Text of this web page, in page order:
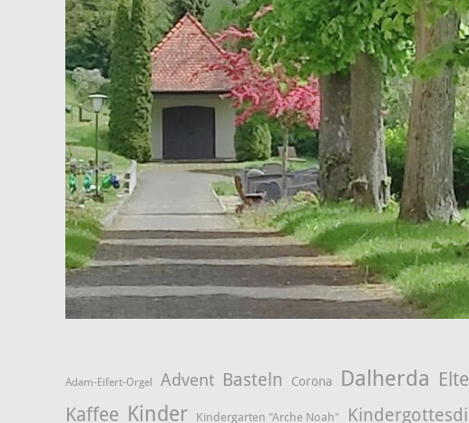
Adam-Eifert-Orgel Advent Basteln Corona Dalherda
Kaffee Kinder Kindergarten "Arche Noah"